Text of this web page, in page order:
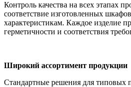
Контроль качества на всех этапах
соответствие изготовленных
характеристикам. Каждое изделие
герметичности и соответствия
Широкий ассортимент продукции
Стандартные решения для типовых